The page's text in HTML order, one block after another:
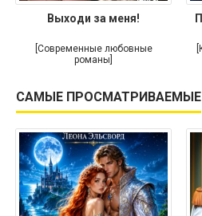
Выходи за меня!
[Современные любовные
романы]
САМЫЕ ПРОСМАТРИВАЕМЫЕ